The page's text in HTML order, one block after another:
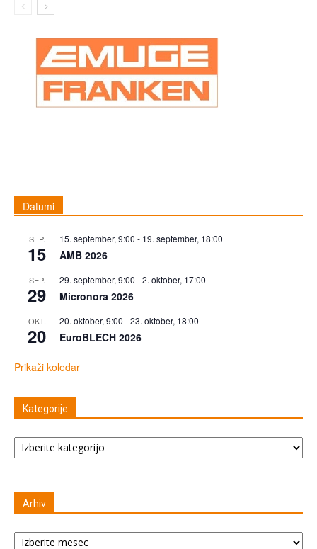
Datumi
SEP.
15
15. september, 9:00 - 19. september, 18:00
AMB 2026
SEP.
29
29. september, 9:00 -2. oktober, 17:00
Micronora 2026
OKT.
20
20. oktober, 9:00 -23. oktober, 18:00
EuroBLECH 2026
Prikaži koledar
Kategorije
Kategorije
Arhiv
Arhiv